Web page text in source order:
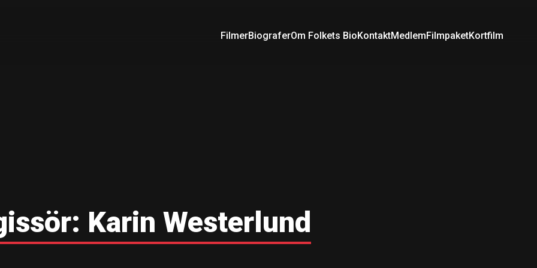
FilmerBiograferOm Folkets BioKontaktMedlemFilmpaketKortfilm
Karin Westerlund